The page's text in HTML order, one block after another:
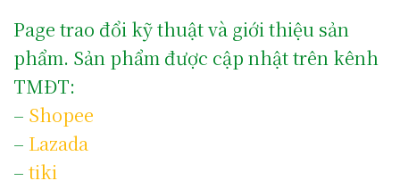
Page trao đổi kỹ thuật và giới thiệu sản
phẩm. Sản phẩm được cập nhật trên kênh
TMĐT:
– Shopee
– Lazada
– tiki